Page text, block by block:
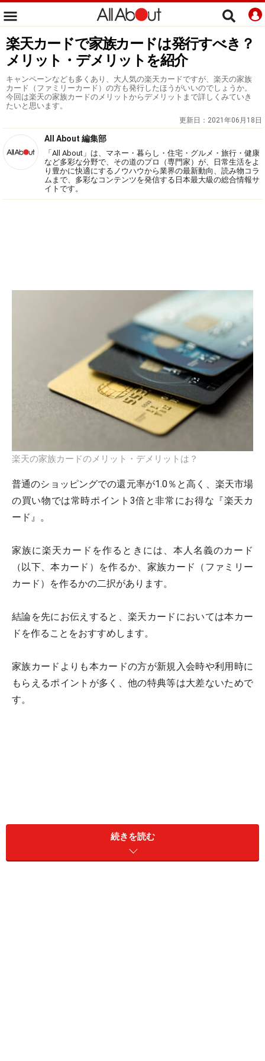
楽天カードで家族カードは発行すべき？
メリット・デメリットを紹介
キャンペーンなども多くあり、大人気の楽天カードですが、楽天の家族
カード（ファミリーカード）の方も発行したほうがいいのでしょうか。
今回は楽天の家族カードのメリットからデメリットまで詳しくみていき
たいと思います。
更新日： 2021年06月18日
All About 編集部
「All About」は、マネー・暮らし・住宅・グルメ・旅行・健康
など多彩な分野で、その道のプロ（専門家）が、日常生活をよ
り豊かに快適にするノウハウから業界の最新動向、読み物コラ
ムまで、多彩なコンテンツを発信する日本最大級の総合情報サ
イトです。
楽天の家族カードのメリット・デメリットは？
普通のショッピングでの還元率が1.0％と高く、楽天市場
の買い物では常時ポイント3倍と非常にお得な『楽天カ
ード』。
家族に楽天カードを作るときには、本人名義のカード
（以下、本カード）を作るか、家族カード（ファミリー
カード）を作るかの二択があります。
結論を先にお伝えすると、楽天カードにおいては本カー
ドを作ることをおすすめします。
家族カードよりも本カードの方が新規入会時や利用時に
もらえるポイントが多く、他の特典等は大差ないためで
す。
続きを読む